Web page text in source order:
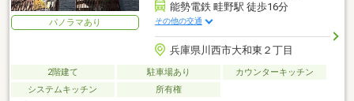
パノラマあり
能勢電鉄 畦野駅 徒歩16分
その他の交通
兵庫県川西市大和東２丁目
2階建て 駐車場あり
カウンターキッチン
システムキッチン
所有権